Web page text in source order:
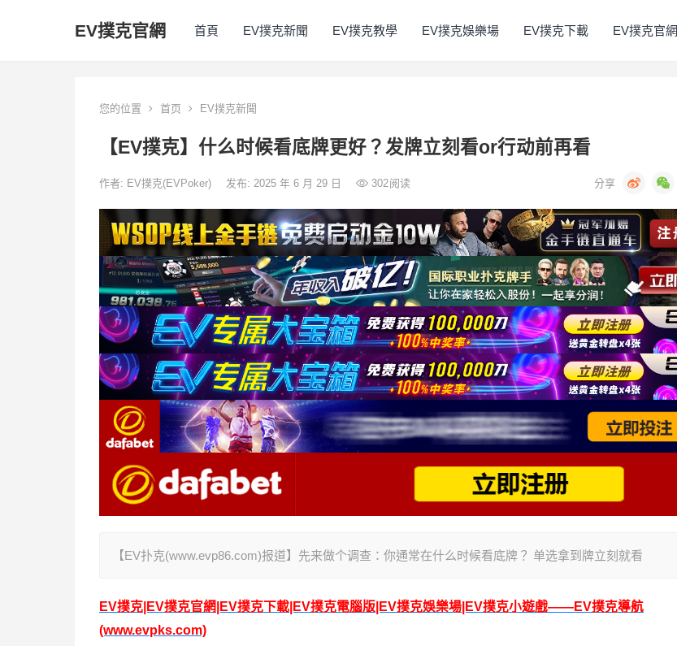
EV撲克官網 首頁 EV撲克新聞 EV撲克教學 EV撲克娛樂場 EV撲克下載 EV撲克官網
您的位置 首页 EV撲克新聞
【EV撲克】什么时候看底牌更好？发牌立刻看or行动前再看
作者: EV撲克(EVPoker) 发布: 2025 年 6 月 29 日 302阅读
【EV扑克(www.evp86.com)报道】先来做个调查：你通常在什么时候看底牌？ 单选拿到牌立刻就看
EV撲克|EV撲克官網|EV撲克下載|EV撲克電腦版|EV撲克娛樂場|EV撲克小遊戲——EV撲克導航
(www.evpks.com)